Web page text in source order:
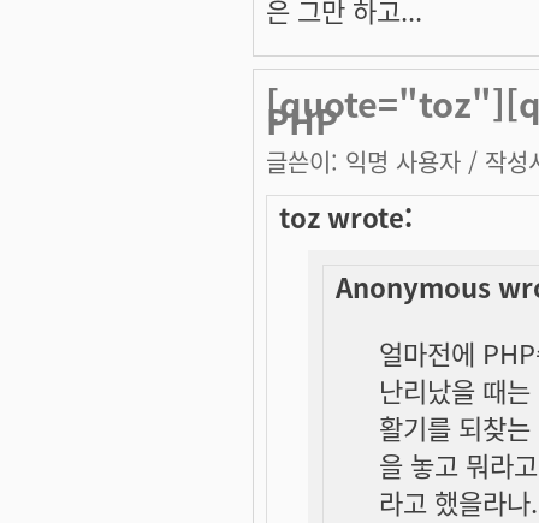
은 그만 하고...
PHP
글쓴이: 익명 사용자 / 작성
toz wrote:
Anonymous
얼마전에
난리났을 때
활기를 되찾
을 놓고 뭐라
라고 했을라